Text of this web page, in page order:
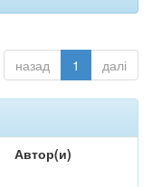
назад 1 далі
Автор(и)